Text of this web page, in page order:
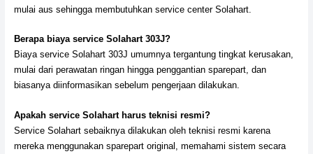
mulai aus sehingga membutuhkan service center Solahart.
Berapa biaya service Solahart 303J?
Biaya service Solahart 303J umumnya tergantung tingkat kerusakan,
mulai dari perawatan ringan hingga penggantian sparepart, dan
biasanya diinformasikan sebelum pengerjaan dilakukan.
Apakah service Solahart harus teknisi resmi?
Service Solahart sebaiknya dilakukan oleh teknisi resmi karena
mereka menggunakan sparepart original, memahami sistem secara